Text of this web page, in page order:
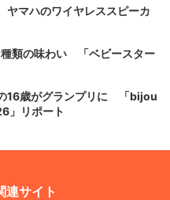
ヤマハのワイヤレススピーカ
種類の味わい 「ベビースター
16歳がグランプリに 「bijou
」リポート
連サイト